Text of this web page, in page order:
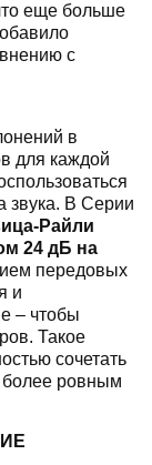
еще больше
с
в
для каждой
звука. В Серии
Райли
24 дБ на
передовых
и
– чтобы
Такое
сочетать
более ровным